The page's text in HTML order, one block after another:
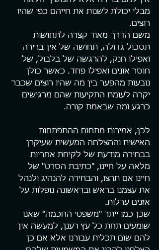
מבלי יכולת לשנות את חייהם כפי שהיו
רוצים.
משם הדרך מאוד קצרה לתחושות
תסכול גדולה, תחושה של אין ברירה
ואפילו חנק, להרגשה של בלבול, של
חוסר אונים ואפילו פחד. כאשר כולן
נובעות מהפער בין מה שהיו רוצים שכבר
יקרה לעומת התקיעות שהם מרגישים
כרגע ומה שבאמת קורה.
לכן, אמירות מתחום ההתפתחות
האישית וההצלחה המעשית שעיקרן
בבחירה מודעת של לקיחת אחריות
מלאה על חיינו, "כתיבת הסרט" של
חיינו אם תרצו, והבחירה להנהיג ולנהל
את עצמנו בראש ובראשונה נופלות על
אזנים ערלות.
שכן כמו ייתר "משפטי החכמה" שאנו
שומעים תחת כל עץ רענן, למעשה אין
להם שום תכלית עבורנו אלא אם כן